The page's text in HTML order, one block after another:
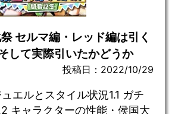
セルマ編・レッド編は引く
して実際引いたかどうか
投稿日：2022/10/29
エルとスタイル状況1.1 ガチ
キャラクターの性能・侯国大